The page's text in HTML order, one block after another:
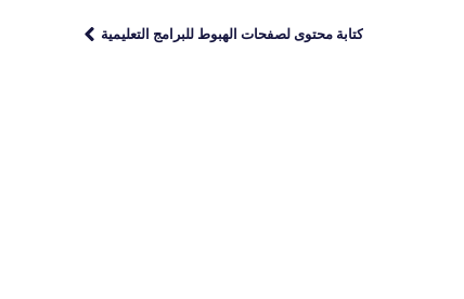
كتابة محتوى لصفحات الهبوط للبرامج التعليمية